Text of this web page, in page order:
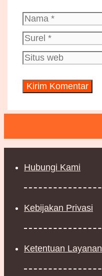
Nama
Hubungi Kami
Kebijakan Privasi
Ketentuan Layanan